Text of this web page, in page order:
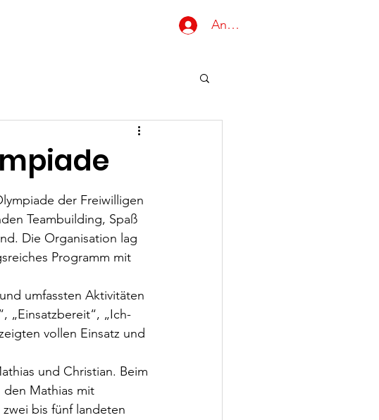
Anmelden
der Freiwilligen
Teambuilding, Spaß
Die Organisation lag
Programm mit
umfassten Aktivitäten
„Einsatzbereit“, „Ich-
vollen Einsatz und
und Christian. Beim
den Mathias mit
bis fünf landeten